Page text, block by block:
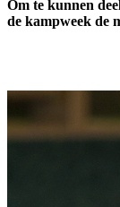
Om te kunnen
de kampweek de